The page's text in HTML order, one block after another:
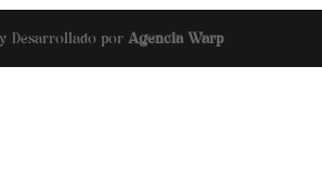
Desarrollado por Agencia Warp